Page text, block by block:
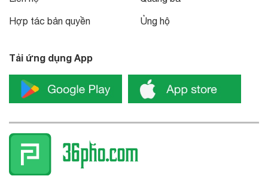
Hợp tác bản quyền Ủng hộ
Tải ứng dụng App